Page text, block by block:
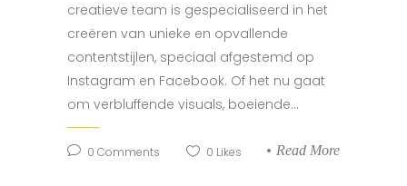
creatieve team is gespecialiseerd in het
creëren van unieke en opvallende
contentstijlen, speciaal afgestemd op
Instagram en Facebook. Of het nu gaat
om verbluffende visuals, boeiende...
0 Comments 0 Likes Read More